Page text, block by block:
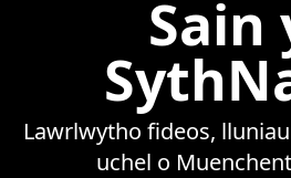
Sain
Lawrlwytho fideos,
uchel o